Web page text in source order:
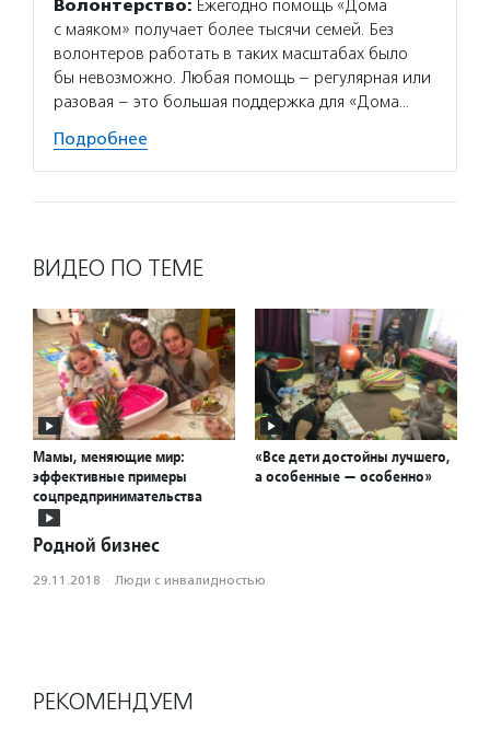
Волонтерство: Ежегодно помощь «Дома
с маяком» получает более тысячи семей. Без
волонтеров работать в таких масштабах было
бы невозможно. Любая помощь – регулярная или
разовая – это большая поддержка для «Дома…
Подробнее
ВИДЕО ПО ТЕМЕ
Мамы, меняющие мир:
эффективные примеры
соцпредпринимательства
«Все дети достойны лучшего,
а особенные — особенно»
Родной бизнес
29.11.2018 · Люди с инвалидностью
РЕКОМЕНДУЕМ